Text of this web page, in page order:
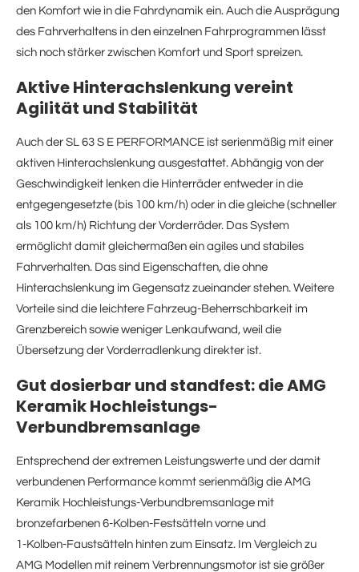
den Komfort wie in die Fahrdynamik ein. Auch die Ausprägung
des Fahrverhaltens in den einzelnen Fahrprogrammen lässt
sich noch stärker zwischen Komfort und Sport spreizen.
Aktive Hinterachslenkung vereint
Agilität und Stabilität
Auch der SL 63 S E PERFORMANCE ist serienmäßig mit einer
aktiven Hinterachslenkung ausgestattet. Abhängig von der
Geschwindigkeit lenken die Hinterräder entweder in die
entgegengesetzte (bis 100 km/h) oder in die gleiche (schneller
als 100 km/h) Richtung der Vorderräder. Das System
ermöglicht damit gleichermaßen ein agiles und stabiles
Fahrverhalten. Das sind Eigenschaften, die ohne
Hinterachslenkung im Gegensatz zueinander stehen. Weitere
Vorteile sind die leichtere Fahrzeug-Beherrschbarkeit im
Grenzbereich sowie weniger Lenkaufwand, weil die
Übersetzung der Vorderradlenkung direkter ist.
Gut dosierbar und standfest: die AMG
Keramik Hochleistungs-
Verbundbremsanlage
Entsprechend der extremen Leistungswerte und der damit
verbundenen Performance kommt serienmäßig die AMG
Keramik Hochleistungs-Verbundbremsanlage mit
bronzefarbenen 6-Kolben-Festsätteln vorne und
1-Kolben-Faustsätteln hinten zum Einsatz. Im Vergleich zu
AMG Modellen mit reinem Verbrennungsmotor ist sie größer